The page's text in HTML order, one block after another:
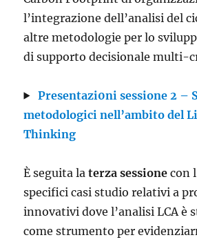
l’integrazione dell’analisi del
altre metodologie per lo
di supporto decisionale multi-
Presentazi0ni sessione 2 –
metodologici nell’ambito del
Thinking
È seguita laterza sessione con
specifici casi studio relativi a
innovativi dove l’analisi LCA è
come strumento per